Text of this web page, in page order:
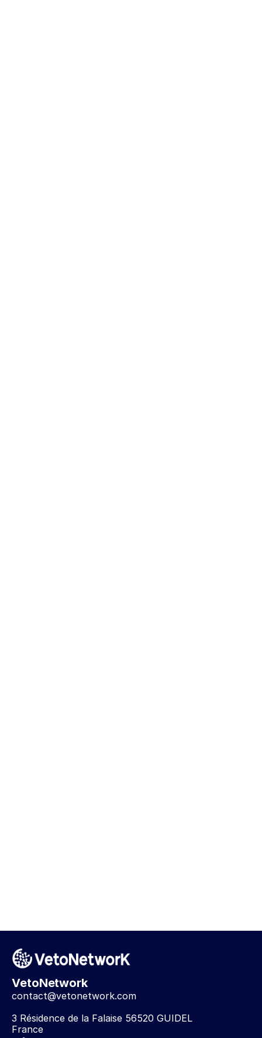
VetoNetwork
contact@vetonetwork.com
3 Résidence de la Falaise 56520 GUIDEL
France